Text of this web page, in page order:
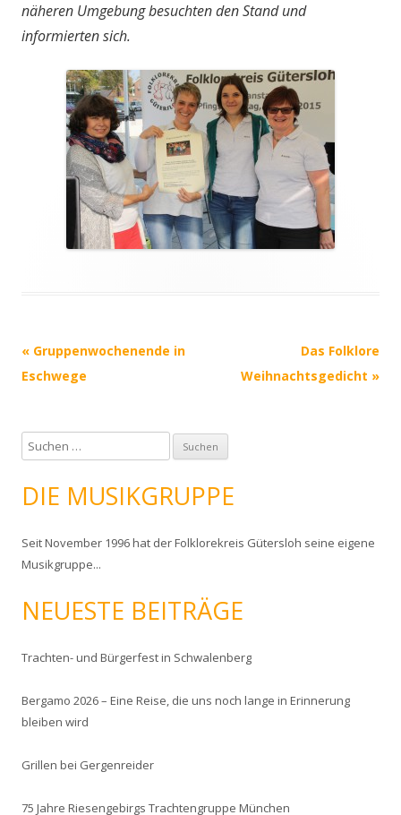
näheren Umgebung besuchten den Stand und
informierten sich.
Post navigation
« Gruppenwochenende in
Eschwege
Das Folklore
Weihnachtsgedicht »
u
c
h
n
n
:
DIE MUSIKGRUPPE
Seit November 1996 hat der Folklorekreis Gütersloh seine eigene
Musikgruppe...
NEUESTE BEITRÄGE
Trachten- und Bürgerfest in Schwalenberg
Bergamo 2026 – Eine Reise, die uns noch lange in Erinnerung
bleiben wird
Grillen bei Gergenreider
75 Jahre Riesengebirgs Trachtengruppe München